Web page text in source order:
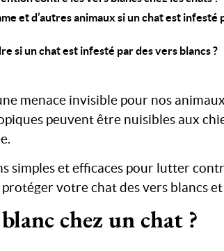
et d’autres animaux si un chat est infesté
si un chat est infesté par des vers blancs ?
menace invisible pour nos
peuvent être nuisibles aux
simples et efficaces pour lutter
votre chat des vers blancs
chez un chat ?